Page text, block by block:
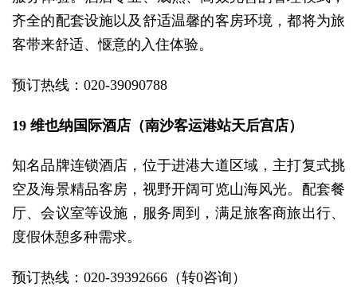
齐全的配套设施以及舒适温馨的客房环境，都将为旅
客带来舒适、惬意的入住体验。
预订热线：020-39090788
19 维也纳国际酒店（南沙客运港站天后宫店）
知名品牌连锁酒店，位于进港大道区域，主打复式挑
空及海景精品客房，视野开阔可览山海风光。配套餐
厅、会议室等设施，服务周到，满足旅客商旅出行、
度假休憩多种需求。
预订热线：020-39392666（转0咨询）